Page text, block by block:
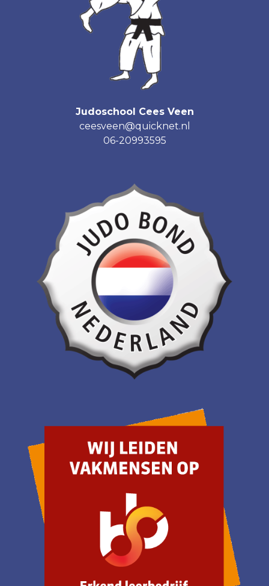
Judoschool Cees Veen
ceesveen@quicknet.nl
06-20993595